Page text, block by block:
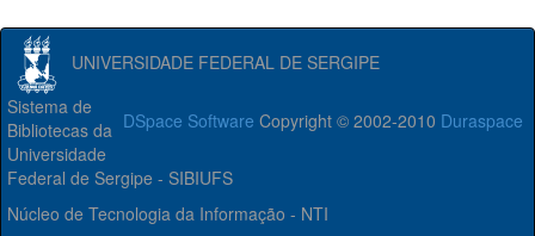
UNIVERSIDADE FEDERAL DE SERGIPE
DSpace Software Copyright © 2002-2010 Duraspace
Sistema de
Bibliotecas da
Universidade
Federal de Sergipe - SIBIUFS
Núcleo de Tecnologia da Informação - NTI